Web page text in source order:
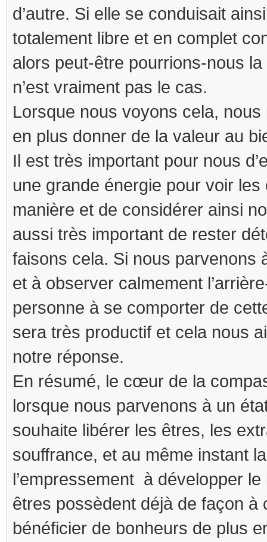
d’autre. Si elle se conduisait
totalement libre et en complet
alors peut-être pourrions-nous
n’est vraiment pas le cas.
Lorsque nous voyons cela,
en plus donner de la valeur au
Il est très important pour nous
une grande énergie pour voir
manière et de considérer ainsi
aussi très important de rester
faisons cela. Si nous parvenons
et à observer calmement
personne à se comporter de
sera très productif et cela nous
notre réponse.
En résumé, le cœur de la
lorsque nous parvenons à un
souhaite libérer les êtres, les
souffrance, et au même instant
l’empressement à développer
êtres possèdent déjà de façon à
bénéficier de bonheurs de plus